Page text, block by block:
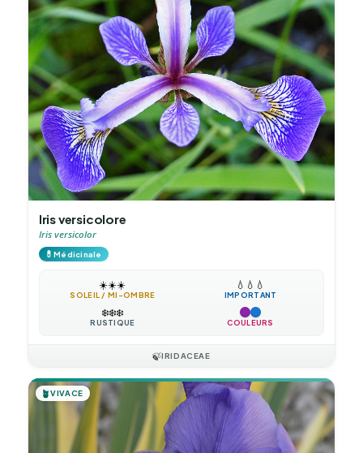
Iris versicolore
Iris versicolor
💊Médicinale
☀️☀️☀️
SOLEIL / MI-OMBRE
💧 💧 💧
IMPORTANT
❄️❄️❄️
RUSTIQUE COULEURS
🍃IRIDACEAE
🪴VIVACE